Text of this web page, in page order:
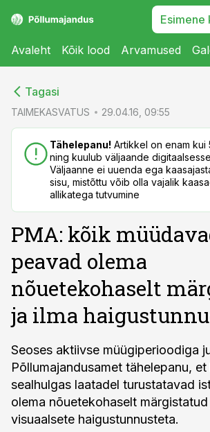
Esimene
Avaleht Kõik lood Arvamused
Tagasi
TAIMEKASVATUS 29.04.16, 09:55
Tähelepanu! Artikkel on enam kui
ning kuulub väljaande
Väljaanne ei uuenda ega
sisu, mistõttu võib olla vajalik
allikatega tutvumine
PMA: kõik
peavad olema
nõuetekohaselt
ja ilma
Seoses aktiivse müügiperioodiga
Põllumajandusamet tähelepanu,
sealhulgas laatadel turustatavad
olema nõuetekohaselt märgistatud
visuaalsete haigustunnusteta.